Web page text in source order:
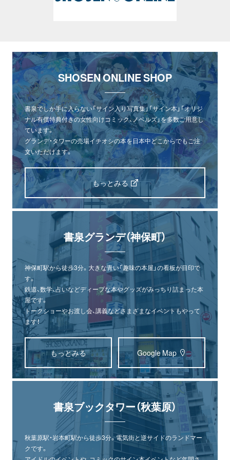
SHOSEN ONLINE SHOP
書泉でしか手に入らない「サイン入り写真集」「サイン本」「オリジ
ナル有償特典付きの女性向けコミック、ノベルズ」を多数ご用意し
ています。
グランデ・タワーの売場イチオシの本を日本中どこからでもご注
文いただけます。
もっとみる
書泉グランデ（神保町）
神保町駅から徒歩3分。大きな青い「趣味の本屋」の看板が目印で
す。
鉄道、数学、占いなどディープな本やグッズがみっちり詰まった本
屋です。
トークショーやお渡し会、講義などさまざまなイベントもやって
ます！
もっとみる Google Map
書泉ブックタワー（秋葉原）
秋葉原駅・岩本町駅から徒歩3分。電気街と逆サイドのランドマー
クです。